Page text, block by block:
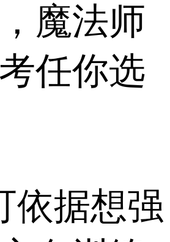
魔法师
任你选
依据想强